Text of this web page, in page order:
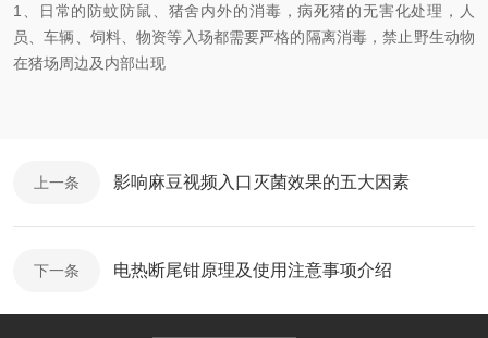
1、
日常的防蚊防鼠、猪舍内外的消毒，病死猪的无害化处理，人
员、车辆、饲料、物资等入场都需要严格的隔离消毒，禁止野生动物
在猪场周边及内部出现
上一条 影响麻豆视频入口灭菌效果的五大因素
下一条 电热断尾钳原理及使用注意事项介绍